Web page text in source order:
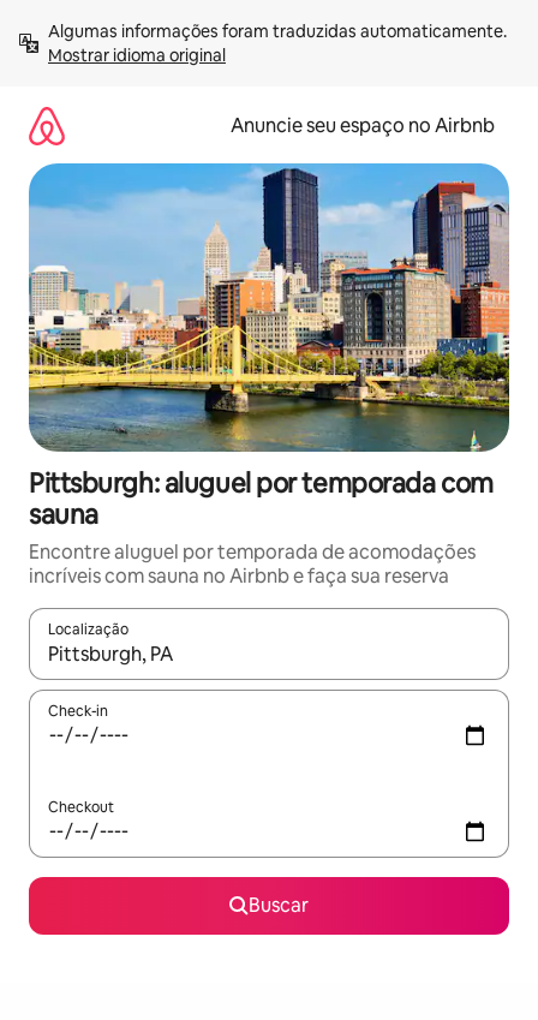
para
Mostrar idioma original
Anuncie seu espaço no Airbnb
Pittsburgh: aluguel por temporada com
sauna
Encontre aluguel por temporada de acomodações
incríveis com sauna no Airbnb e faça sua reserva
Localização
Quando os resultados estiverem disponíveis, explore-os
Check-in
Checkout
Buscar